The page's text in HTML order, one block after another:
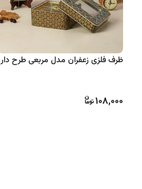
ظرف فلزی زعفران مدل مربعی طرح دار
108,000